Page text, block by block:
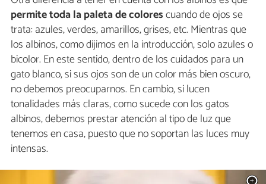
permite toda la paleta de colorescuando de ojos se
trata: azules, verdes, amarillos, grises, etc. Mientras que
los albinos, como dijimos en la introducción, solo azules o
bicolor. En este sentido, dentro de los cuidados para un
gato blanco, si sus ojos son de un color más bien oscuro,
no debemos preocuparnos. En cambio, si lucen
tonalidades más claras, como sucede con los gatos
albinos, debemos prestar atención al tipo de luz que
tenemos en casa, puesto que no soportan las luces muy
intensas.